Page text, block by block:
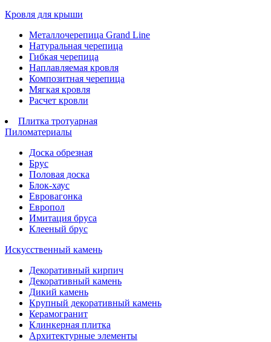
Кровля для крыши
Металлочерепица Grand Line
Натуральная черепица
Гибкая черепица
Наплавляемая кровля
Композитная черепица
Мягкая кровля
Расчет кровли
Плитка тротуарная
Пиломатериалы
Доска обрезная
Брус
Половая доска
Блок-хаус
Евровагонка
Европол
Имитация бруса
Клееный брус
Искусственный камень
Декоративный кирпич
Декоративный камень
Дикий камень
Крупный декоративный камень
Керамогранит
Клинкерная плитка
Архитектурные элементы